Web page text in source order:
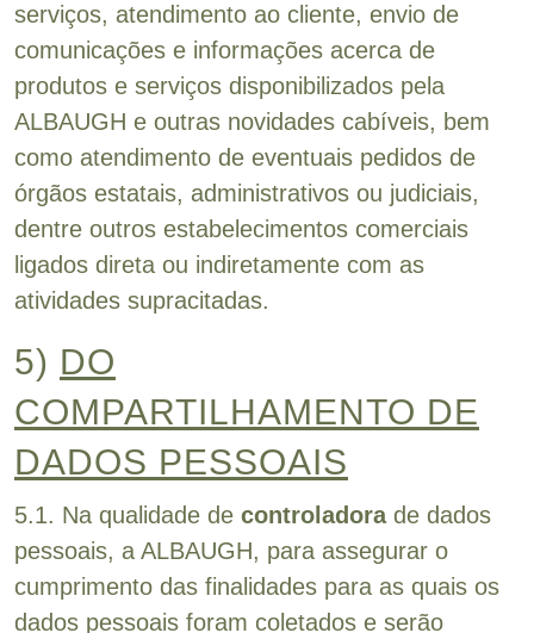
serviços, atendimento ao cliente, envio de
comunicações e informações acerca de
produtos e serviços disponibilizados pela
ALBAUGH e outras novidades cabíveis, bem
como atendimento de eventuais pedidos de
órgãos estatais, administrativos ou judiciais,
dentre outros estabelecimentos comerciais
ligados direta ou indiretamente com as
atividades supracitadas.
5) DO
COMPARTILHAMENTO DE
DADOS PESSOAIS
5.1. Na qualidade de controladora de dados
pessoais, a ALBAUGH, para assegurar o
cumprimento das finalidades para as quais os
dados pessoais foram coletados e serão